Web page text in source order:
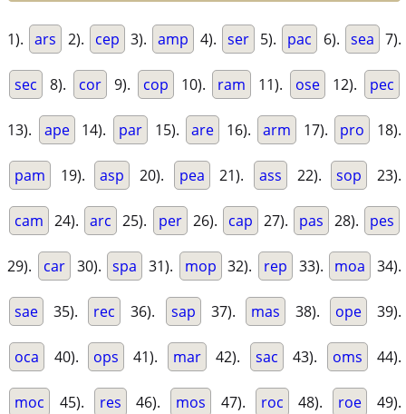
1). ars 2). cep 3). amp 4). ser 5). pac 6). sea 7).
sec 8). cor 9). cop 10). ram 11). ose 12). pec
13). ape 14). par 15). are 16). arm 17). pro 18).
pam 19). asp 20). pea 21). ass 22). sop 23).
cam 24). arc 25). per 26). cap 27). pas 28). pes
29). car 30). spa 31). mop 32). rep 33). moa 34).
sae 35). rec 36). sap 37). mas 38). ope 39).
oca 40). ops 41). mar 42). sac 43). oms 44).
moc 45). res 46). mos 47). roc 48). roe 49).